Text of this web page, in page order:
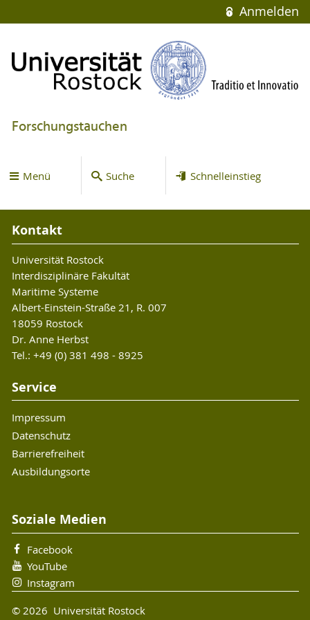
Anmelden
Forschungstauchen
Menü Suche Schnelleinstieg
Kontakt
Universität Rostock
Interdisziplinäre Fakultät
Maritime Systeme
Albert-Einstein-Straße 21, R. 007
18059 Rostock
Dr. Anne Herbst
Tel.: +49 (0) 381 498 - 8925
Service
Impressum
Datenschutz
Barrierefreiheit
Ausbildungsorte
Soziale Medien
Facebook
YouTube
Instagram
© 2026 Universität Rostock